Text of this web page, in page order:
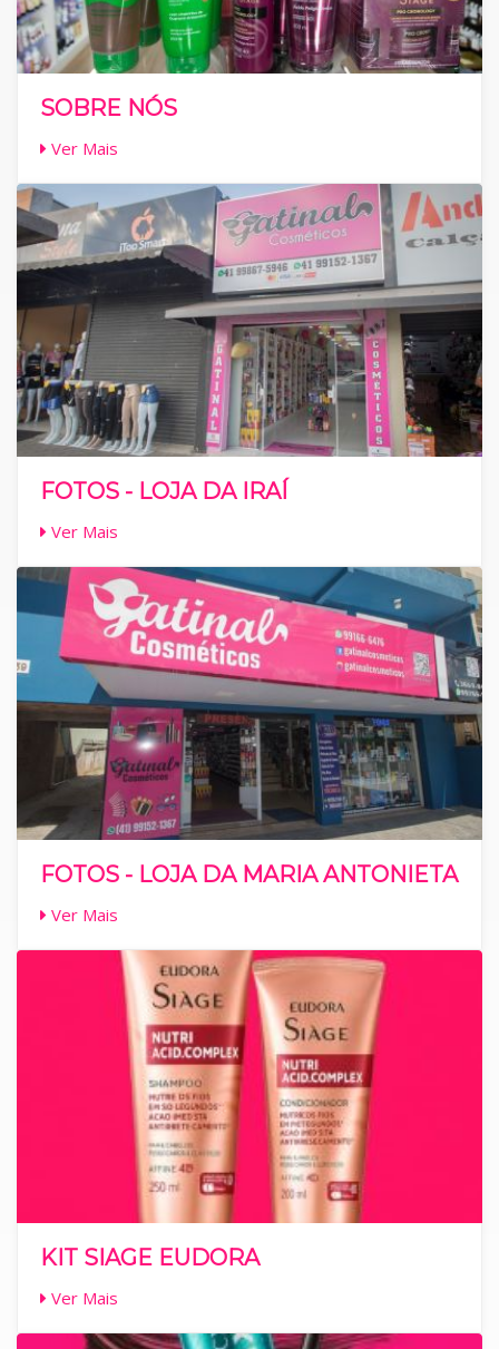
SOBRE NÓS
Ver Mais
FOTOS - LOJA DA IRAÍ
Ver Mais
FOTOS - LOJA DA MARIA ANTONIETA
Ver Mais
KIT SIAGE EUDORA
Ver Mais